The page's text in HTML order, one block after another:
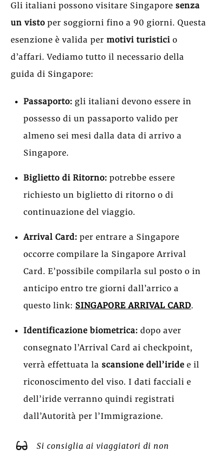
Gli italiani possono visitare Singapore senza
un visto per soggiorni fino a 90 giorni. Questa
esenzione è valida per motivi turistici o
d’affari. Vediamo tutto il necessario della
guida di Singapore:
Passaporto: gli italiani devono essere in
possesso di un passaporto valido per
almeno sei mesi dalla data di arrivo a
Singapore.
Biglietto di Ritorno: potrebbe essere
richiesto un biglietto di ritorno o di
continuazione del viaggio.
Arrival Card: per entrare a Singapore
occorre compilare la Singapore Arrival
Card. E’possibile compilarla sul posto o in
anticipo entro tre giorni dall’arrico a
questo link: SINGAPORE ARRIVAL CARD.
Identificazione biometrica: dopo aver
consegnato l’Arrival Card ai checkpoint,
verrà effettuata la scansione dell’iride e il
riconoscimento del viso. I dati facciali e
dell’iride verranno quindi registrati
dall’Autorità per l’Immigrazione.
Si consiglia ai viaggiatori di non